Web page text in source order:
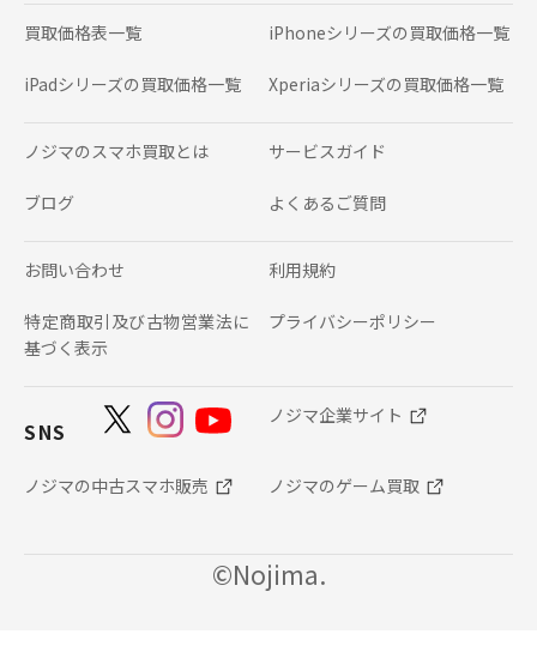
買取価格表一覧 iPhoneシリーズの 買取価格一覧
iPadシリーズの 買取価格一覧 Xperiaシリーズの 買取価格一覧
ノジマのスマホ買取とは サービスガイド
ブログ よくあるご質問
お問い合わせ 利用規約
特定商取引及び古物営業法に
基づく表示
プライバシーポリシー
SNS
ノジマ企業サイト
ノジマの中古スマホ販売 ノジマのゲーム買取
©Nojima.